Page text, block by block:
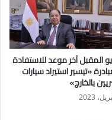
للأغذية المصنعة المصرية في عام 2023، بقيمة بلغت 400 مليون
دولار، تمثل نسبة 8% من إجمالي صادرات القطاع البالغة 5.1 مليار
للأغذية المصنعة إلى
المقبل آخر موعد للاستفادة
«تيسير استيراد سيارات
بالخارج»